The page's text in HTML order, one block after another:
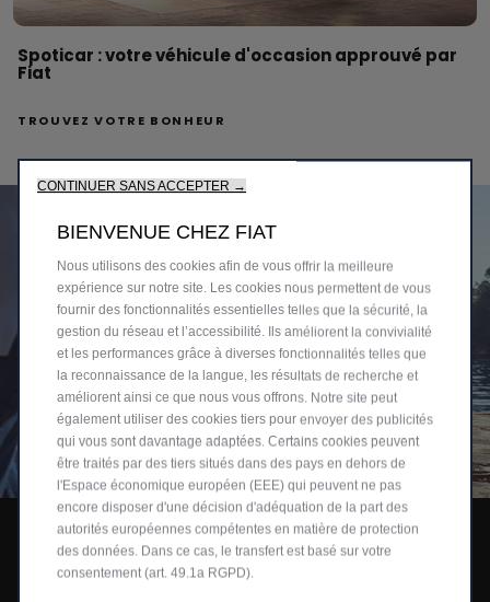
Spoticar : votre véhicule d'occasion approuvé par
Fiat
TROUVEZ VOTRE BONHEUR
Fiat 500 Hybrid Dolcevita​
CONTINUER SANS ACCEPTER →
BIENVENUE CHEZ FIAT
Nous utilisons des cookies afin de vous offrir la meilleure
expérience sur notre site. Les cookies nous permettent de vous
fournir des fonctionnalités essentielles telles que la sécurité, la
gestion du réseau et l’accessibilité. Ils améliorent la convivialité
et les performances grâce à diverses fonctionnalités telles que
la reconnaissance de la langue, les résultats de recherche et
améliorent ainsi ce que nous vous offrons. Notre site peut
également utiliser des cookies tiers pour envoyer des publicités
qui vous sont davantage adaptées. Certains cookies peuvent
être traités par des tiers situés dans des pays en dehors de
l'Espace économique européen (EEE) qui peuvent ne pas
encore disposer d'une décision d'adéquation de la part des
autorités européennes compétentes en matière de protection
des données. Dans ce cas, le transfert est basé sur votre
consentement (art. 49.1a RGPD).